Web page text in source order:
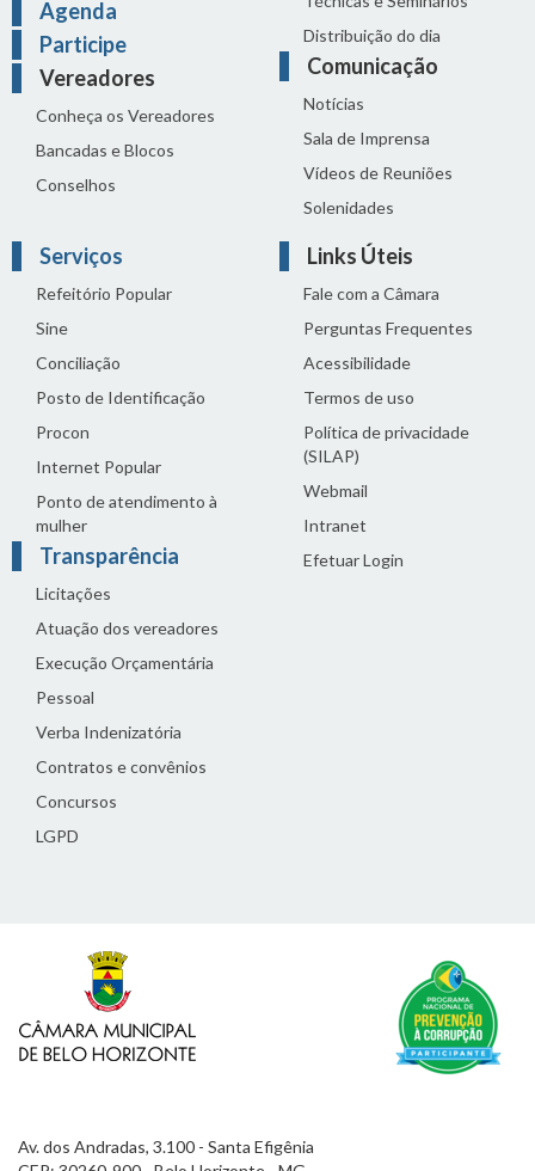
Agenda
Participe
Vereadores
Conheça os Vereadores
Bancadas e Blocos
Conselhos
Distribuição do dia
Comunicação
Notícias
Sala de Imprensa
Vídeos de Reuniões
Solenidades
Serviços
Refeitório Popular
Sine
Conciliação
Posto de Identificação
Procon
Internet Popular
Ponto de atendimento à
mulher
Transparência
Licitações
Atuação dos vereadores
Execução Orçamentária
Pessoal
Verba Indenizatória
Contratos e convênios
Concursos
LGPD
Links Úteis
Fale com a Câmara
Perguntas Frequentes
Acessibilidade
Termos de uso
Política de privacidade
(SILAP)
Webmail
Intranet
Efetuar Login
Av. dos Andradas, 3.100 - Santa Efigênia